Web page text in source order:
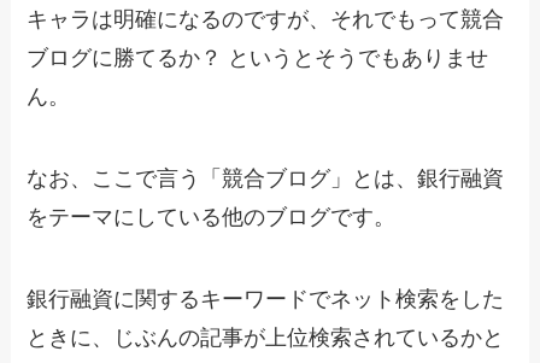
キャラは明確になるのですが、それでもって競合
ブログに勝てるか？ というとそうでもありませ
ん。
なお、ここで言う「競合ブログ」とは、銀行融資
をテーマにしている他のブログです。
銀行融資に関するキーワードでネット検索をした
ときに、じぶんの記事が上位検索されているかと